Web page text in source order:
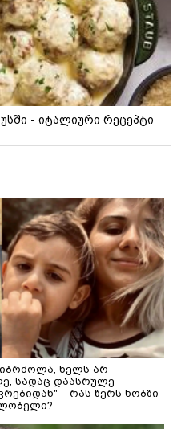
- იტალიური რეცეპტი
ხელს არ
სადაც დაასრულე
– რას წერს ხობში